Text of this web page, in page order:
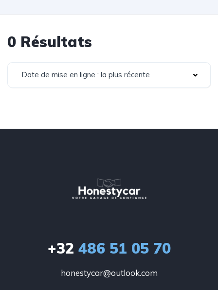
0 Résultats
Date de mise en ligne : la plus récente
+32 486 51 05 70
honestycar@outlook.com